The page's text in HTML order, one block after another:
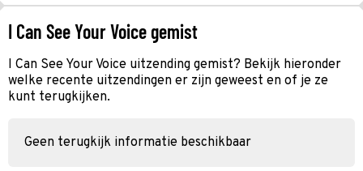
I Can See Your Voice gemist
I Can See Your Voice uitzending gemist? Bekijk hieronder
welke recente uitzendingen er zijn geweest en of je ze
kunt terugkijken.
Geen terugkijk informatie beschikbaar